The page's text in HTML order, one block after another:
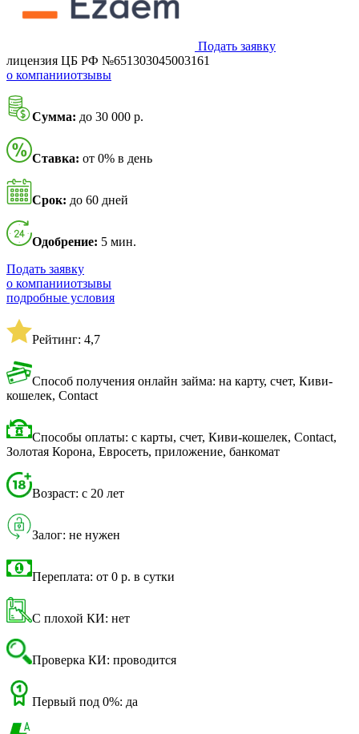
Подать заявку
лицензия ЦБ РФ №651303045003161
о компанииотзывы
Сумма: до 30 000 р.
Ставка: от 0% в день
Срок: до 60 дней
Одобрение: 5 мин.
Подать заявку
о компанииотзывы
подробные условия
Рейтинг: 4,7
Способ получения онлайн займа: на карту, счет, Киви-
кошелек, Contact
Способы оплаты: с карты, счет, Киви-кошелек, Contact,
Золотая Корона, Евросеть, приложение, банкомат
Возраст: с 20 лет
Залог: не нужен
Переплата: от 0 р. в сутки
С плохой КИ: нет
Проверка КИ: проводится
Первый под 0%: да